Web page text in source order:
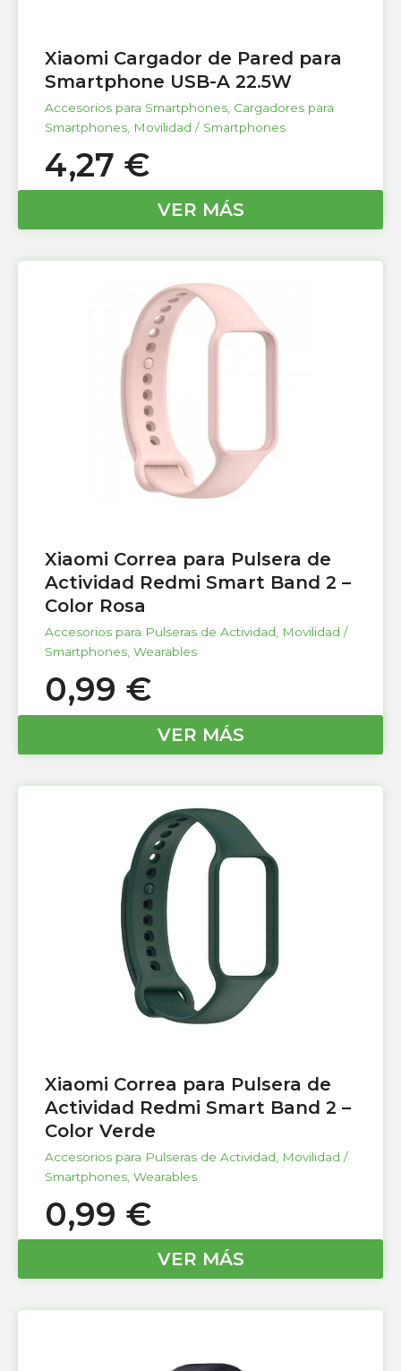
Xiaomi Cargador de Pared para
Smartphone USB-A 22.5W
Accesorios para Smartphones, Cargadores para
Smartphones, Movilidad / Smartphones
4,27 €
VER MÁS
Xiaomi Correa para Pulsera de
Actividad Redmi Smart Band 2 –
Color Rosa
Accesorios para Pulseras de Actividad, Movilidad /
Smartphones, Wearables
0,99 €
VER MÁS
Xiaomi Correa para Pulsera de
Actividad Redmi Smart Band 2 –
Color Verde
Accesorios para Pulseras de Actividad
Movilidad /
Smartphones Wearables
0,99 €
VER MÁS